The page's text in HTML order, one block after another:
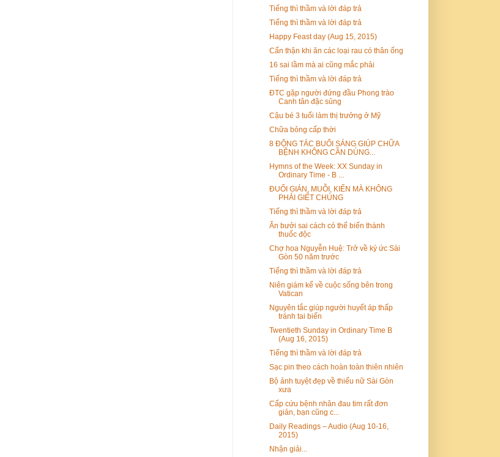
Tiếng thì thầm và lời đáp trả
Tiếng thì thầm và lời đáp trả
Happy Feast day (Aug 15, 2015)
Cẩn thận khi ăn các loại rau có thân ống
16 sai lầm mà ai cũng mắc phải
Tiếng thì thầm và lời đáp trả
ĐTC gặp người đứng đầu Phong trào
Canh tân đặc sủng
​Cậu bé 3 tuổi làm thị trưởng ở Mỹ
Chữa bỏng cấp thời
8 ĐỘNG TÁC BUỔI SÁNG GIÚP CHỮA
BỆNH KHÔNG CẦN DÙNG...
Hymns of the Week: XX Sunday in
Ordinary Time - B ...
ĐUỔI GIÁN, MUỖI, KIẾN MÀ KHÔNG
PHẢI GIẾT CHÚNG
Tiếng thì thầm và lời đáp trả
Ăn bưởi sai cách có thể biến thành
thuốc độc
Chợ hoa Nguyễn Huệ: Trở về ký ức Sài
Gòn 50 năm trước
Tiếng thì thầm và lời đáp trả
Niên giám kể về cuộc sống bên trong
Vatican
Nguyên tắc giúp người huyết áp thấp
tránh tai biến
Twentieth Sunday in Ordinary Time B
(Aug 16, 2015)
Tiếng thì thầm và lời đáp trả
Sạc pin theo cách hoàn toàn thiên nhiên
Bộ ảnh tuyệt đẹp về thiếu nữ Sài Gòn
xưa
Cấp cứu bệnh nhân đau tim rất đơn
giản, bạn cũng c...
Daily Readings – Audio (Aug 10-16,
2015)
Nhận giải...